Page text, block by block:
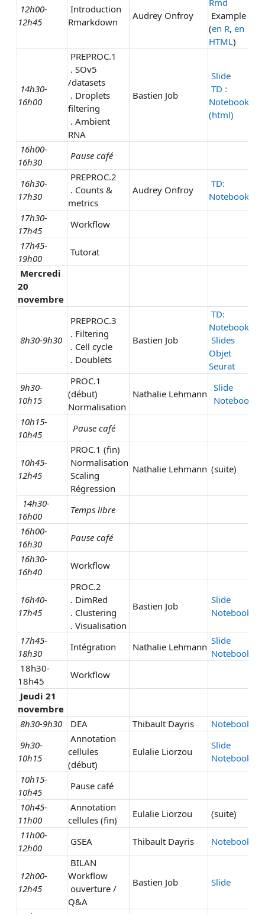
12h00-
12h45
Introduction
Rmarkdown
Audrey Onfroy
Rmd
Example
(en R, en
HTML)
14h30-
16h00
PREPROC.1
. SOv5
/datasets
. Droplets
filtering
. Ambient
RNA
Bastien Job
Slide
TD :
Notebook
(html)
16h00-
16h30
Pause café
16h30-
17h30
PREPROC.2
. Counts &
metrics
Audrey Onfroy
TD:
Notebook
17h30-
17h45
Workflow
17h45-
19h00
Tutorat
Mercredi
20
novembre
8h30-9h30
PREPROC.3
. Filtering
. Cell cycle
. Doublets
Bastien Job
TD:
Notebook
Slides
Objet
Seurat
9h30-
10h15
PROC.1
(début)
Normalisation
Nathalie Lehmann
Slide
Notebook
10h15-
10h45
Pause café
10h45-
12h45
PROC.1 (fin)
Normalisation
Scaling
Régression
Nathalie Lehmann (suite)
14h30-
16h00
Temps libre
16h00-
16h30
Pause café
16h30-
16h40
Workflow
16h40-
17h45
PROC.2
. DimRed
. Clustering
. Visualisation
Bastien Job
Slide
Notebook
17h45-
18h30
Intégration Nathalie Lehmann
Slide
Notebook
18h30-
18h45
Workflow
Jeudi 21
novembre
8h30-9h30
DEA Thibault Dayris
Notebook
9h30-
10h15
Annotation
cellules
(début)
Eulalie Liorzou
Slide
Notebook
10h15-
10h45
Pause café
10h45-
11h00
Annotation
cellules (fin)
Eulalie Liorzou
(suite)
11h00-
12h00
GSEA Thibault Dayris Notebook
12h00-
12h45
BILAN
Workflow
ouverture /
Q&A
Bastien Job Slide